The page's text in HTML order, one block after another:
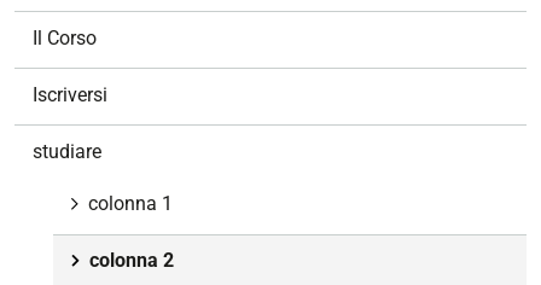
Il Corso
Iscriversi
studiare
colonna 1
colonna 2